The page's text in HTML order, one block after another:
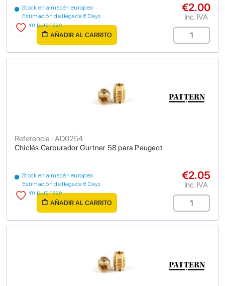
Stock en almacén europeo
Estimación de llegada 6 Days
from purchase
€2.00
Inc. IVA
AÑADIR AL CARRITO
Chiclés Carburador Gurtner 58 para Peugeot
Referencia : AD0254
Stock en almacén europeo
Estimación de llegada 6 Days
from purchase
€2.05
Inc. IVA
AÑADIR AL CARRITO